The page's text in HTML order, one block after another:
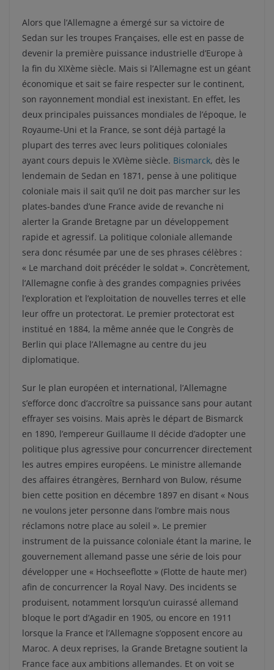
Alors que l’Allemagne a émergé sur sa victoire de
Sedan sur les troupes Françaises, elle est en passe de
devenir la première puissance industrielle d’Europe à
la fin du XIXème siècle. Mais si l’Allemagne est un géant
économique et sait se faire respecter sur le continent,
son rayonnement mondial est inexistant. En effet, les
deux principales puissances mondiales de l’époque, le
Royaume-Uni et la France, se sont déjà partagé la
plupart des terres avec leurs politiques coloniales
ayant cours depuis le XVIème siècle. Bismarck, dès le
lendemain de Sedan en 1871, pense à une politique
coloniale mais il sait qu’il ne doit pas marcher sur les
plates-bandes d’une France avide de revanche ni
alerter la Grande Bretagne par un développement
rapide et agressif. La politique coloniale allemande
sera donc résumée par une de ses phrases célèbres :
« Le marchand doit précéder le soldat ». Concrètement,
l’Allemagne confie à des grandes compagnies privées
l’exploration et l’exploitation de nouvelles terres et elle
leur offre un protectorat. Le premier protectorat est
institué en 1884, la même année que le Congrès de
Berlin qui place l’Allemagne au centre du jeu
diplomatique.
Sur le plan européen et international, l’Allemagne
s’efforce donc d’accroître sa puissance sans pour autant
effrayer ses voisins. Mais après le départ de Bismarck
en 1890, l’empereur Guillaume II décide d’adopter une
politique plus agressive pour concurrencer directement
les autres empires européens. Le ministre allemande
des affaires étrangères, Bernhard von Bulow, résume
bien cette position en décembre 1897 en disant « Nous
ne voulons jeter personne dans l’ombre mais nous
réclamons notre place au soleil ». Le premier
instrument de la puissance coloniale étant la marine, le
gouvernement allemand passe une série de lois pour
développer une « Hochseeflotte » (Flotte de haute mer)
afin de concurrencer la Royal Navy. Des incidents se
produisent, notamment lorsqu’un cuirassé allemand
bloque le port d’Agadir en 1905, ou encore en 1911
lorsque la France et l’Allemagne s’opposent encore au
Maroc. A deux reprises, la Grande Bretagne soutient la
France face aux ambitions allemandes. Et on voit se